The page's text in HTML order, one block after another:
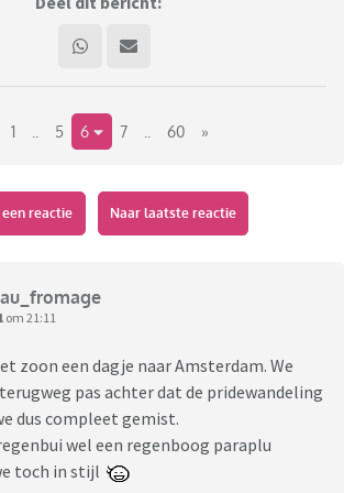
1 5 6 7 60 »
reactie Naar laatste reactie
om 21:11
zoon een dagje naar Amsterdam. We
pas achter dat de pridewandeling
dus compleet gemist.
wel een regenboog paraplu
toch in stijl